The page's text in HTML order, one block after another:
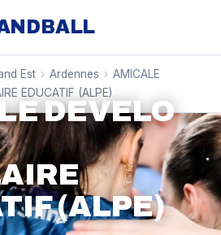
Est › Ardennes › AMICALE
EDUCATIF (ALPE)
DEVELO
(ALPE)